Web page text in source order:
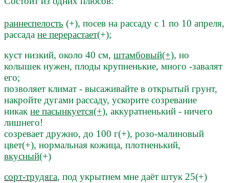
раннеспелость (+), посев на рассаду с 1 по 10 апреля,
рассада не перерастает(+);
куст низкий, около 40 см, штамбовый(+), но
колышек нужен, плоды крупненькие, много -завалят
его;
позволяет климат - высаживайте в открытый грунт,
накройте дугами рассаду, ускорите созревание
никак не пасынкуется(+), аккуратненький - ничего
лишнего!
созревает дружно, до 100 г(+), розо-малиновый
цвет(+), нормальная кожица, плотненький,
вкусный(+)
сорт-трудяга, под укрытием мне даёт штук 25(+)